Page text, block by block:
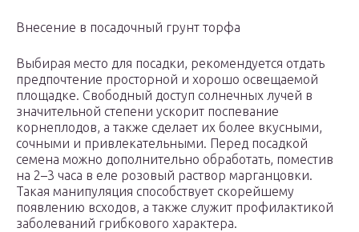
Внесение в посадочный грунт торфа
Выбирая место для посадки, рекомендуется отдать
предпочтение просторной и хорошо освещаемой
площадке. Свободный доступ солнечных лучей в
значительной степени ускорит поспевание
корнеплодов, а также сделает их более вкусными,
сочными и привлекательными. Перед посадкой
семена можно дополнительно обработать, поместив
на 2–3 часа в еле розовый раствор марганцовки.
Такая манипуляция способствует скорейшему
появлению всходов, а также служит профилактикой
заболеваний грибкового характера.